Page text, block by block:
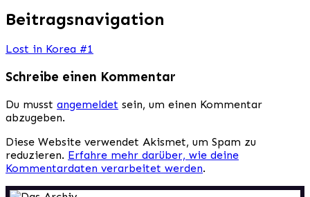
Beitragsnavigation
Lost in Korea #1
Schreibe einen Kommentar
Du musst angemeldet sein, um einen Kommentar
abzugeben.
Diese Website verwendet Akismet, um Spam zu
reduzieren. Erfahre mehr darüber, wie deine
Kommentardaten verarbeitet werden.